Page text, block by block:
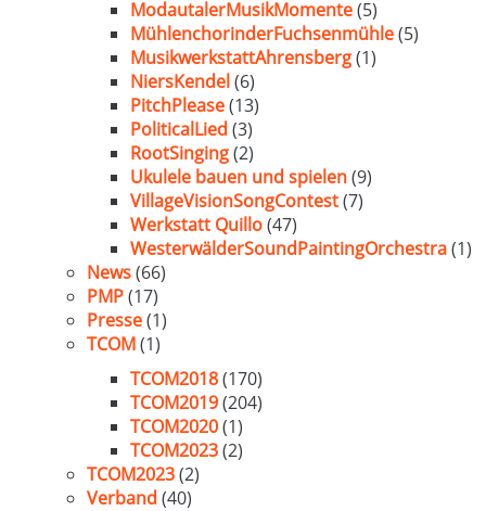
ModautalerMusikMomente(5)
MühlenchorinderFuchsenmühle(5)
MusikwerkstattAhrensberg(1)
NiersKendel(6)
PitchPlease(13)
PoliticalLied (3)
RootSinging(2)
Ukulele bauen und spielen(9)
VillageVisionSongContest(7)
Werkstatt Quillo(47)
WesterwälderSoundPaintingOrchestra(1)
News(66)
PMP(17)
Presse(1)
TCOM(1)
TCOM2018(170)
TCOM2019(204)
TCOM2020(1)
TCOM2023(2)
TCOM2023(2)
Verband (40)